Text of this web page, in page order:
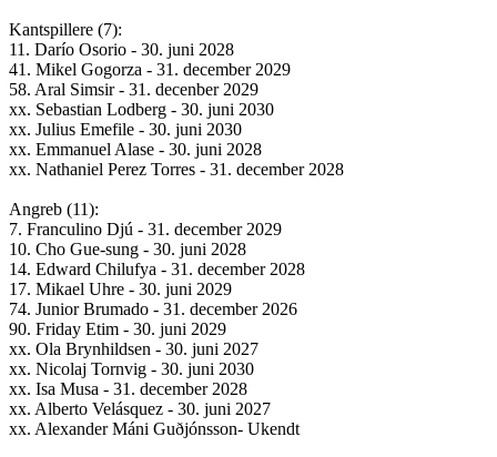
Kantspillere (7):
11. Darío Osorio - 30. juni 2028
41. Mikel Gogorza - 31. december 2029
58. Aral Simsir - 31. decenber 2029
xx. Sebastian Lodberg - 30. juni 2030
xx. Julius Emefile - 30. juni 2030
xx. Emmanuel Alase - 30. juni 2028
xx. Nathaniel Perez Torres - 31. december 2028
Angreb (11):
7. Franculino Djú - 31. december 2029
10. Cho Gue-sung - 30. juni 2028
14. Edward Chilufya - 31. december 2028
17. Mikael Uhre - 30. juni 2029
74. Junior Brumado - 31. december 2026
90. Friday Etim - 30. juni 2029
xx. Ola Brynhildsen - 30. juni 2027
xx. Nicolaj Tornvig - 30. juni 2030
xx. Isa Musa - 31. december 2028
xx. Alberto Velásquez - 30. juni 2027
xx. Alexander Máni Guðjónsson- Ukendt